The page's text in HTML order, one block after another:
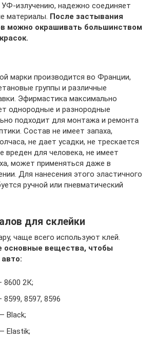
УФ-излучению, надежно соединяет
материалы. После застывания
можно окрашивать большинством
марки производится во Франции,
группы и различные
Эфирмастика максимально
однородные и разнородные
подходит для монтажа и ремонта
Состав не имеет запаха,
не дает усадки, не трескается
вреден для человека, не имеет
может применяться даже в
Для нанесения этого эластичного
ручной или пневматический
для склейки
чаще всего используют клей.
основные вещества, чтобы
2К;
8597, 8596
Black;
Elastik;